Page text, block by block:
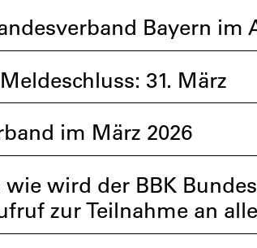
Bayern im
31. März
im März 2026
wird der BBK
zur Teilnahme an